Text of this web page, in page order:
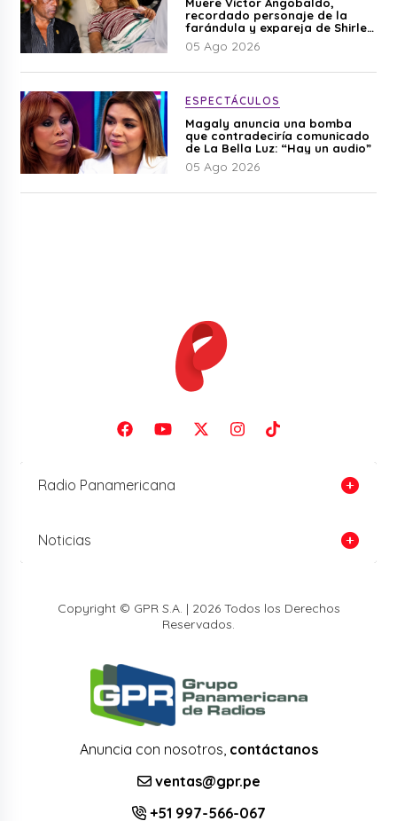
recordado personaje de la
farándula y expareja de Shirley
Cherres
05 Ago 2026
ESPECTÁCULOS
Magaly anuncia una bomba
que contradeciría comunicado
de La Bella Luz: “Hay un audio”
05 Ago 2026
Radio Panamericana
Noticias
Copyright © GPR S.A. | 2026 Todos los Derechos
Reservados.
Anuncia con nosotros, contáctanos
ventas@gpr.pe
+51 997-566-067